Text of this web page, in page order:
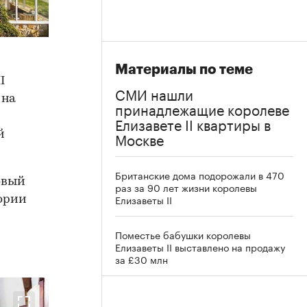
Материалы по теме
СМИ нашли
принадлежащие королеве
Елизавете II квартиры в
Москве
Британские дома подорожали в 470
раз за 90 лет жизни королевы
Елизаветы II
Поместье бабушки королевы
Елизаветы II выставлено на продажу
за £30 млн